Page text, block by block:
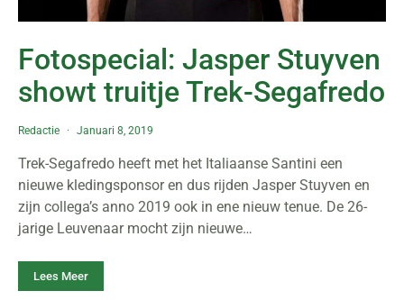
Fotospecial: Jasper Stuyven
showt truitje Trek-Segafredo
Redactie Januari 8, 2019
Trek-Segafredo heeft met het Italiaanse Santini een
nieuwe kledingsponsor en dus rijden Jasper Stuyven en
zijn collega’s anno 2019 ook in ene nieuw tenue. De 26-
jarige Leuvenaar mocht zijn nieuwe…
Lees Meer